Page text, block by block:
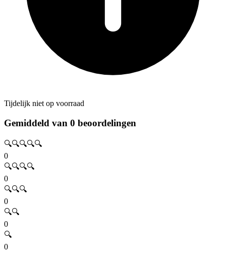
Tijdelijk niet op voorraad
Gemiddeld van 0 beoordelingen
🔍🔍🔍🔍🔍
0
🔍🔍🔍🔍
0
🔍🔍🔍
0
🔍🔍
0
🔍
0